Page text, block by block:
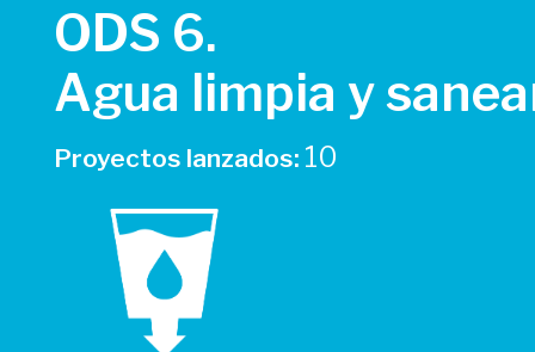
ODS 6.
Agua limpia y
Proyectos lanzados: 10